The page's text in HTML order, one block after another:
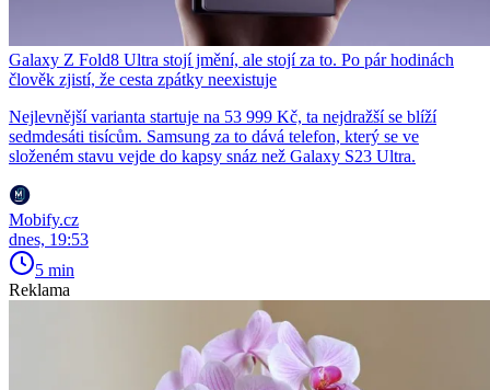
Galaxy Z Fold8 Ultra stojí jmění, ale stojí za to. Po pár hodinách
člověk zjistí, že cesta zpátky neexistuje
Nejlevnější varianta startuje na 53 999 Kč, ta nejdražší se blíží
sedmdesáti tisícům. Samsung za to dává telefon, který se ve
složeném stavu vejde do kapsy snáz než Galaxy S23 Ultra.
Mobify.cz
dnes, 19:53
5 min
Reklama